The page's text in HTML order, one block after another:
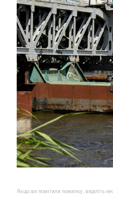
Якщо ви помітили помилку, виділіть